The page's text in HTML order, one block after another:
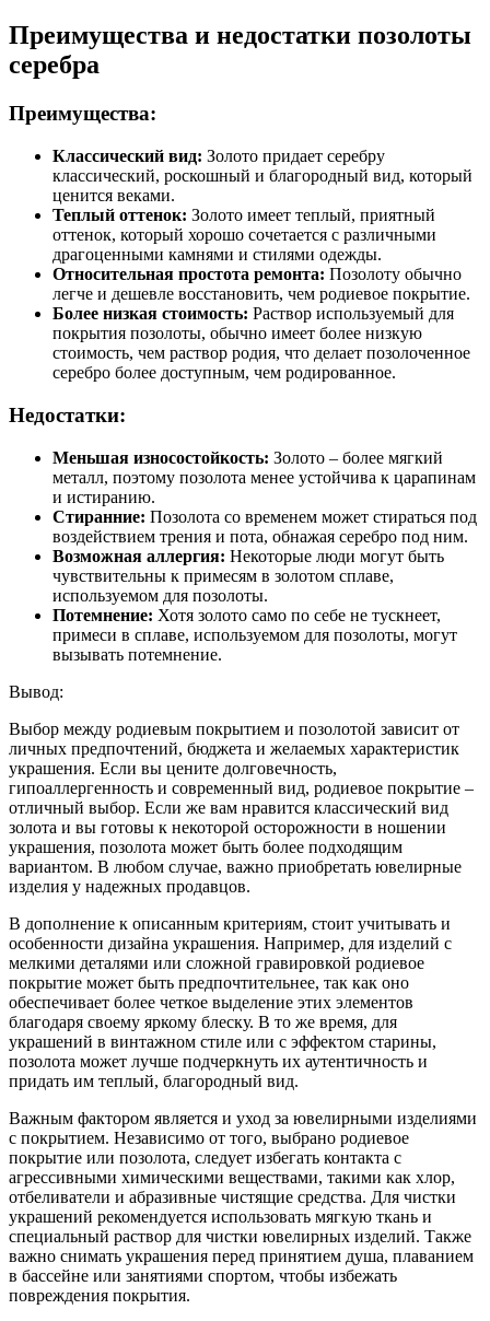
Преимущества и недостатки позолоты
серебра
Преимущества:
Классический вид: Золото придает серебру
классический, роскошный и благородный вид, который
ценится веками.
Теплый оттенок: Золото имеет теплый, приятный
оттенок, который хорошо сочетается с различными
драгоценными камнями и стилями одежды.
Относительная простота ремонта: Позолоту обычно
легче и дешевле восстановить, чем родиевое покрытие.
Более низкая стоимость: Раствор используемый для
покрытия позолоты, обычно имеет более низкую
стоимость, чем раствор родия, что делает позолоченное
серебро более доступным, чем родированное.
Недостатки:
Меньшая износостойкость: Золото – более мягкий
металл, поэтому позолота менее устойчива к царапинам
и истиранию.
Стиранние: Позолота со временем может стираться под
воздействием трения и пота, обнажая серебро под ним.
Возможная аллергия: Некоторые люди могут быть
чувствительны к примесям в золотом сплаве,
используемом для позолоты.
Потемнение: Хотя золото само по себе не тускнеет,
примеси в сплаве, используемом для позолоты, могут
вызывать потемнение.
Вывод:
Выбор между родиевым покрытием и позолотой зависит от
личных предпочтений, бюджета и желаемых характеристик
украшения. Если вы цените долговечность,
гипоаллергенность и современный вид, родиевое покрытие –
отличный выбор. Если же вам нравится классический вид
золота и вы готовы к некоторой осторожности в ношении
украшения, позолота может быть более подходящим
вариантом. В любом случае, важно приобретать ювелирные
изделия у надежных продавцов.
В дополнение к описанным критериям, стоит учитывать и
особенности дизайна украшения. Например, для изделий с
мелкими деталями или сложной гравировкой родиевое
покрытие может быть предпочтительнее, так как оно
обеспечивает более четкое выделение этих элементов
благодаря своему яркому блеску. В то же время, для
украшений в винтажном стиле или с эффектом старины,
позолота может лучше подчеркнуть их аутентичность и
придать им теплый, благородный вид.
Важным фактором является и уход за ювелирными изделиями
с покрытием. Независимо от того, выбрано родиевое
покрытие или позолота, следует избегать контакта с
агрессивными химическими веществами, такими как хлор,
отбеливатели и абразивные чистящие средства. Для чистки
украшений рекомендуется использовать мягкую ткань и
специальный раствор для чистки ювелирных изделий. Также
важно снимать украшения перед принятием душа, плаванием
в бассейне или занятиями спортом, чтобы избежать
повреждения покрытия.